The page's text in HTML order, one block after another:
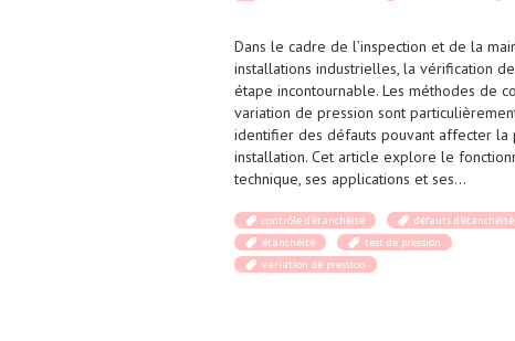
Dans le cadre de l’inspection et de la
installations industrielles, la vérification
étape incontournable. Les méthodes de
variation de pression sont
identifier des défauts pouvant affecter la
installation. Cet article explore le
technique, ses applications et ses…
contrôle d’étanchéité
défauts d’étanchéité
étanchéité
test de pression
variation de pression